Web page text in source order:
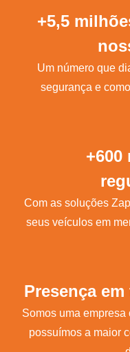
+5,5
Um número que
segurança e
Com as soluções
seus veículos em
Presença em
Somos uma
possuímos a maior